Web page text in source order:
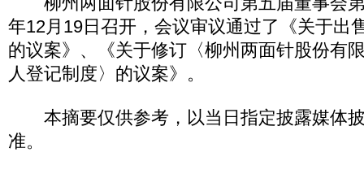
年12月19日召开，会议审议通过了《关于出
的议案》、《关于修订〈柳州两面针股份有
人登记制度〉的议案》。
本摘要仅供参考，以当日指定披露媒体
准。